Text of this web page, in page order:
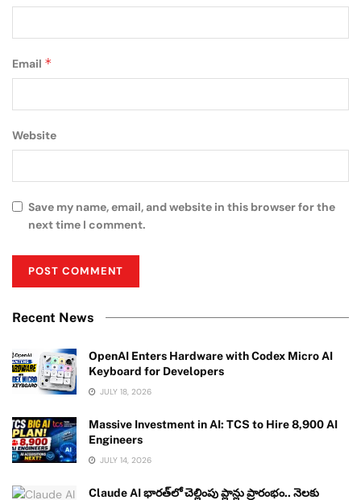
Email *
Website
Save my name, email, and website in this browser for the
next time I comment.
Recent News
OpenAI Enters Hardware with Codex Micro AI
Keyboard for Developers
JULY 18, 2026
Massive Investment in AI: TCS to Hire 8,900 AI
Engineers
JULY 14, 2026
Claude AI భారత్‌లో చెల్లింపు ప్లాన్లు ప్రారంభం.. నెలకు